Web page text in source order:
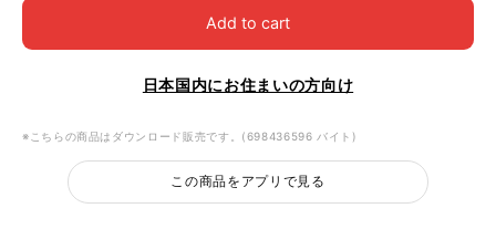
Add to cart
日本国内にお住まいの方向け
※こちらの商品はダウンロード販売です。(698436596 バイト)
この商品をアプリで見る